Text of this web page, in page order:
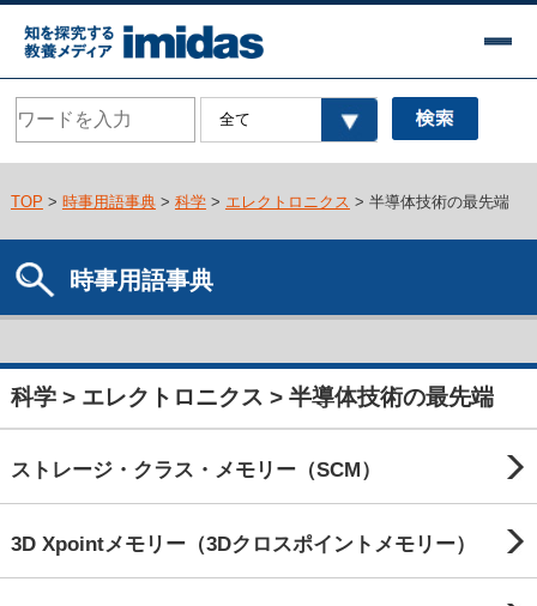
TOP > 時事用語事典> 科学> エレクトロニクス > 半導体技術の最先端
時事用語事典
科学 > エレクトロニクス > 半導体技術の最先端
ストレージ・クラス・メモリー（SCM）
3D Xpointメモリー（3Dクロスポイントメモリー）